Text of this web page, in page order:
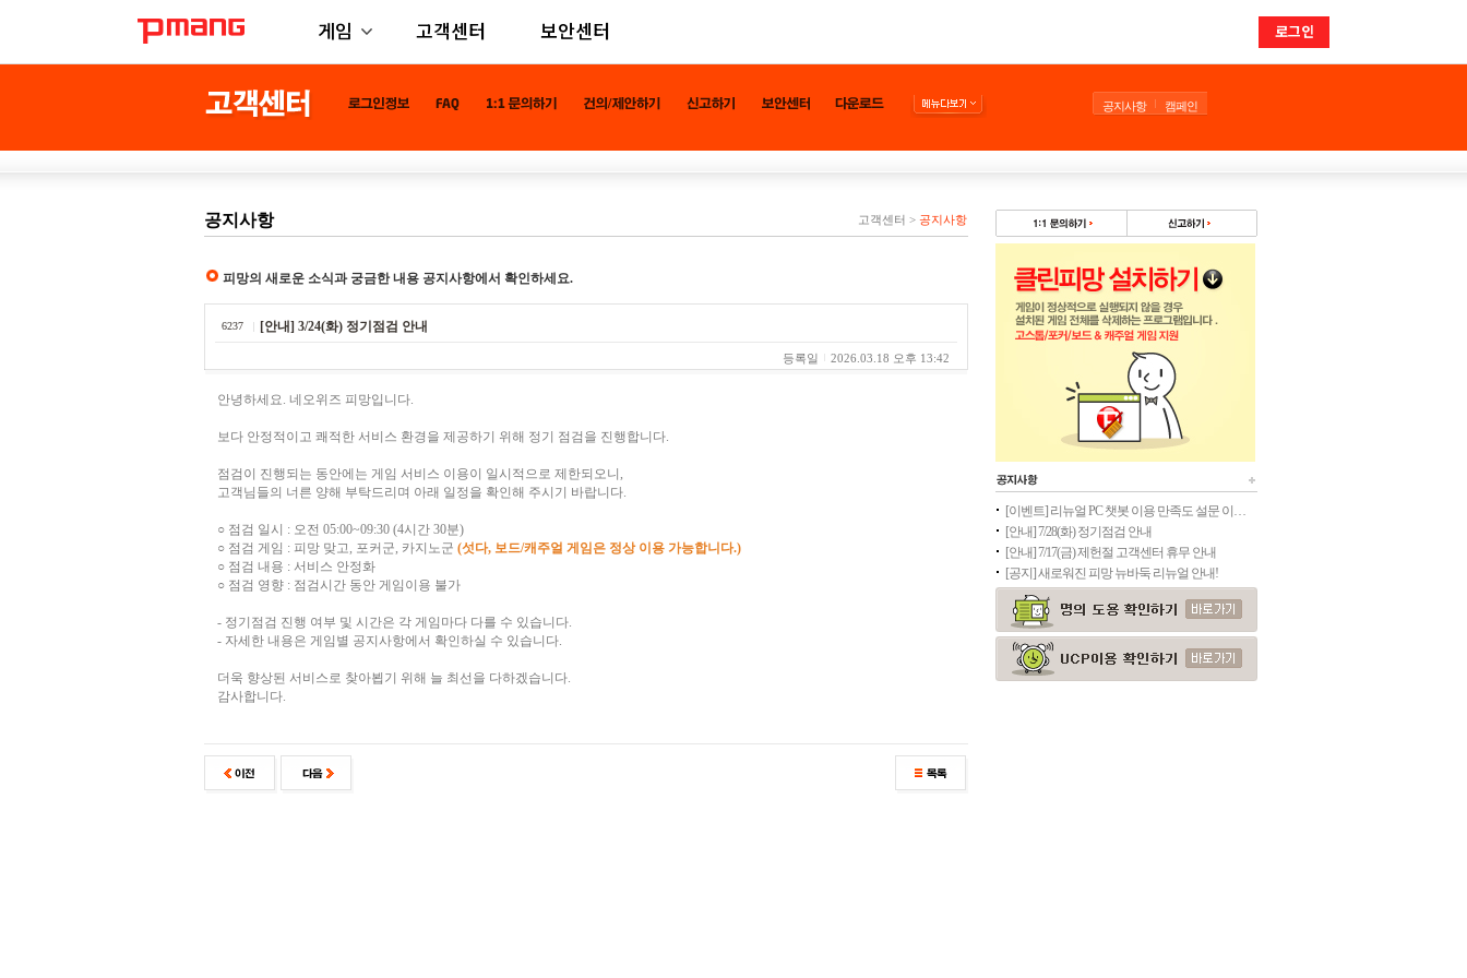
게임 고객센터 보안센터 로그인
공지사항 캠페인
공지사항 고객센터 > 공지사항
피망의 새로운 소식과 궁금한 내용 공지사항에서 확인하세요.
6237 [안내] 3/24(화) 정기점검 안내
등록일 2026.03.18 오후 13:42
안녕하세요. 네오위즈 피망입니다.
보다 안정적이고 쾌적한 서비스 환경을 제공하기 위해 정기 점검을 진행합니다.
점검이 진행되는 동안에는 게임 서비스 이용이 일시적으로 제한되오니,
고객님들의 너른 양해 부탁드리며 아래 일정을 확인해 주시기 바랍니다.
○ 점검 일시 : 오전 05:00~09:30 (4시간 30분)
○ 점검 게임 : 피망 맞고, 포커군, 카지노군 (섯다, 보드/캐주얼 게임은 정상 이용 가능합니다.)
○ 점검 내용 : 서비스 안정화
○ 점검 영향 : 점검시간 동안 게임이용 불가
- 정기점검 진행 여부 및 시간은 각 게임마다 다를 수 있습니다.
- 자세한 내용은 게임별 공지사항에서 확인하실 수 있습니다.
더욱 향상된 서비스로 찾아뵙기 위해 늘 최선을 다하겠습니다.
감사합니다.
[이벤트] 리뉴얼 PC 챗봇 이용 만족도 설문 이벤트(종료)
[안내] 7/28(화) 정기점검 안내
[안내] 7/17(금) 제헌절 고객센터 휴무 안내
[공지] 새로워진 피망 뉴바둑 리뉴얼 안내!